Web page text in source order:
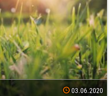
03.06.2020